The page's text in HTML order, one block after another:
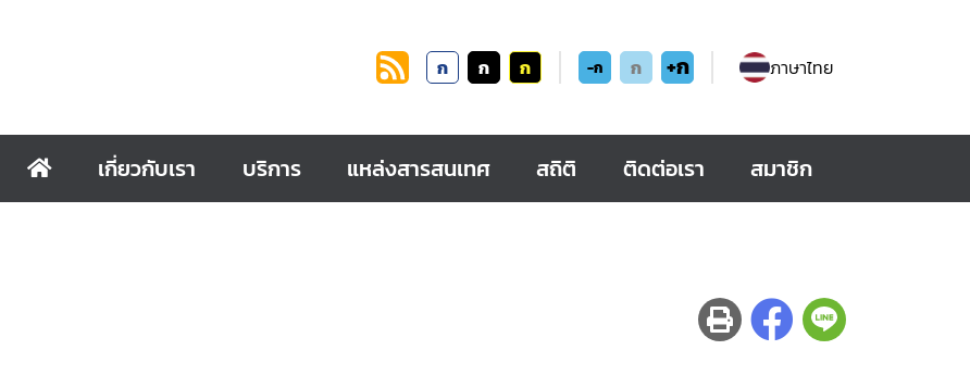
ก ก ก -ก ก +ก ภาษาไทย
เกี่ยวกับเรา บริการ แหล่งสารสนเทศ สถิติ ติดต่อเรา สมาชิก